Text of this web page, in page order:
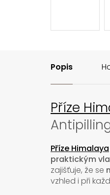
Popis
Příze
Příze Himalaya
praktickým
zajišťuje, že se
vzhled i při